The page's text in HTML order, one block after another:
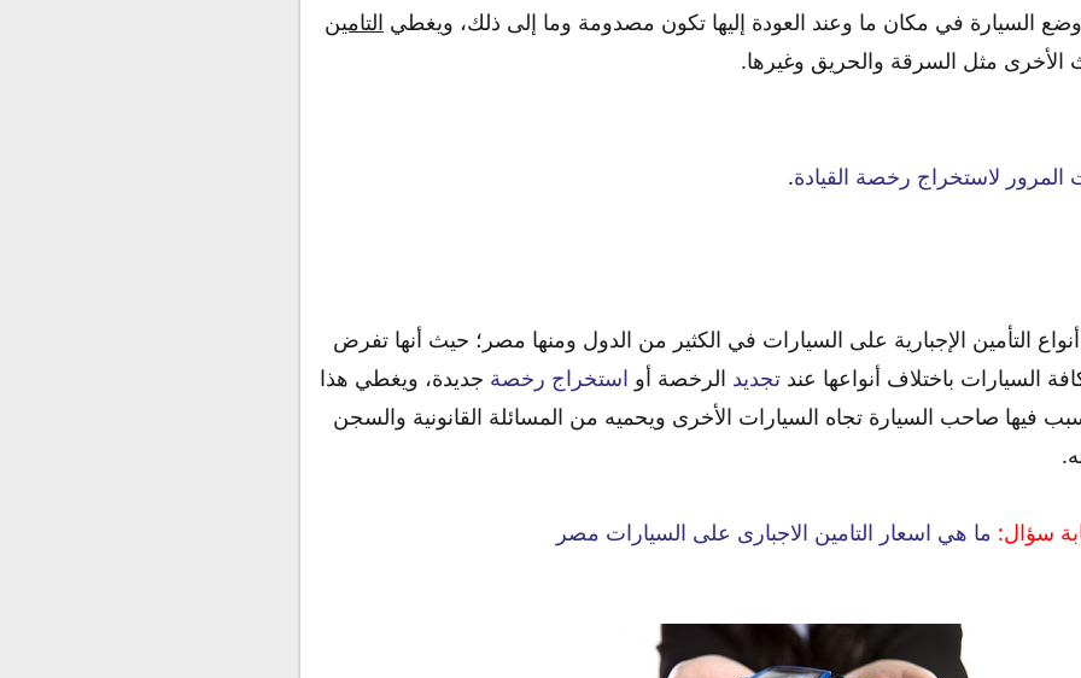
السيارة في مكان ما وعند العودة إليها تكون مصدومة وما إلى ذلك، ويغطي التامين
الأخرى مثل السرقة والحريق وغيرها.
المرور لاستخراج رخصة القيادة.
التأمين الإجبارية على السيارات في الكثير من الدول ومنها مصر؛ حيث أنها تفرض
السيارات باختلاف أنواعها عند تجديد الرخصة أو استخراج رخصة جديدة، ويغطي هذا
فيها صاحب السيارة تجاه السيارات الأخرى ويحميه من المسائلة القانونية والسجن
سؤال: ما هي اسعار التامين الاجبارى على السيارات مصر